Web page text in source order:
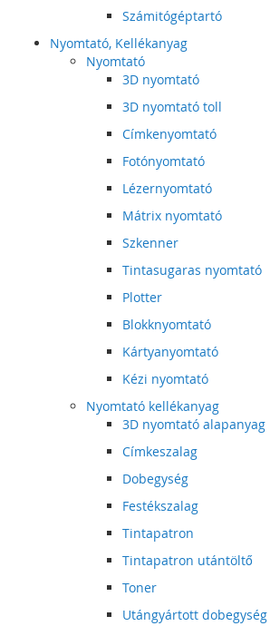
Számitógéptartó
Nyomtató, Kellékanyag
Nyomtató
3D nyomtató
3D nyomtató toll
Címkenyomtató
Fotónyomtató
Lézernyomtató
Mátrix nyomtató
Szkenner
Tintasugaras nyomtató
Plotter
Blokknyomtató
Kártyanyomtató
Kézi nyomtató
Nyomtató kellékanyag
3D nyomtató alapanyag
Címkeszalag
Dobegység
Festékszalag
Tintapatron
Tintapatron utántöltő
Toner
Utángyártott dobegység